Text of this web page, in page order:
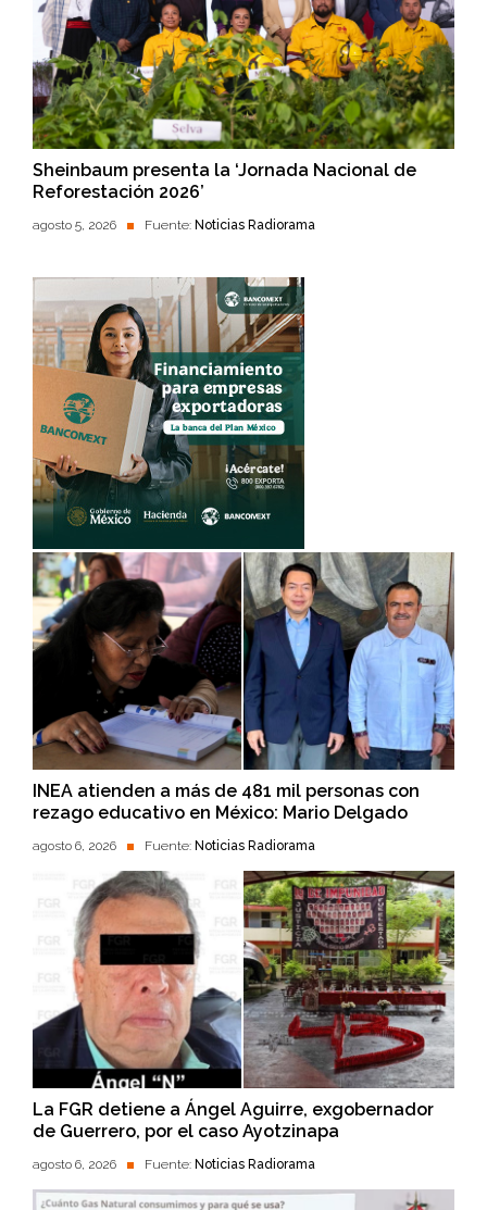
Sheinbaum presenta la ‘Jornada Nacional de
Reforestación 2026’
agosto 5, 2026 Fuente: Noticias Radiorama
INEA atienden a más de 481 mil personas con
rezago educativo en México: Mario Delgado
agosto 6, 2026 Fuente: Noticias Radiorama
La FGR detiene a Ángel Aguirre, exgobernador
de Guerrero, por el caso Ayotzinapa
agosto 6, 2026 Fuente: Noticias Radiorama